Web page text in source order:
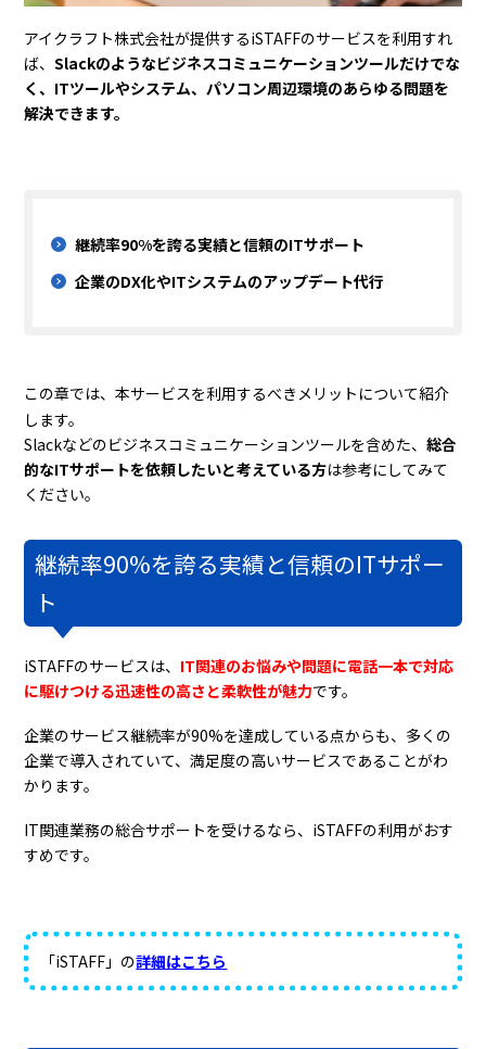
アイクラフト株式会社が提供するiSTAFFのサービスを利用すれ
ば、Slackのようなビジネスコミュニケーションツールだけでな
く、ITツールやシステム、パソコン周辺環境のあらゆる問題を
解決できます。
継続率90%を誇る実績と信頼のITサポート
企業のDX化やITシステムのアップデート代行
この章では、本サービスを利用するべきメリットについて紹介
します。
Slackなどのビジネスコミュニケーションツールを含めた、総合
的なITサポートを依頼したいと考えている方は参考にしてみて
ください。
継続率90%を誇る実績と信頼のITサポー
ト
iSTAFFのサービスは、 IT関連のお悩みや問題に電話一本で対応
に駆けつける迅速性の高さと柔軟性が魅力です。
企業のサービス継続率が90%を達成している点からも、多くの
企業で導入されていて、満足度の高いサービスであることがわ
かります。
IT関連業務の総合サポートを受けるなら、iSTAFFの利用がおす
すめです。
「iSTAFF」の詳細はこちら